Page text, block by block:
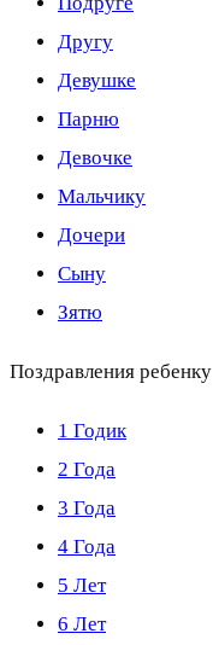
Другу
Девушке
Парню
Девочке
Мальчику
Дочери
Сыну
Зятю
Поздравления ребенку
1 Годик
2 Года
3 Года
4 Года
5 Лет
6 Лет